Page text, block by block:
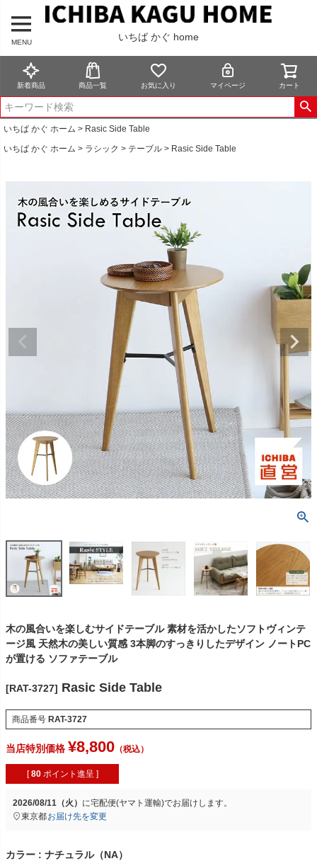
MENU いちば かぐ home
新着商品 商品一覧 お気に入り マイページ カート
いちば かぐ ホーム
Rasic Side Table
いちば かぐ ホーム
ラシック テーブル Rasic Side Table
木の風合いを楽しむサイドテーブル 素材を活かしたソフトヴィンテ
ージ風 天然木の美しい質感 3本脚のすっきりしたデザイン ノートPC
が置ける ソファテーブル
[RAT-3727] Rasic Side Table
商品番号 RAT-3727
当店特別価格 ¥8,800
[ 80 ポイント進呈 ]
2026/08/11（火） に宅配便(ヤマト運輸)でお届けします。
東京都お届け先を変更
カラー
ナチュラル（NA）